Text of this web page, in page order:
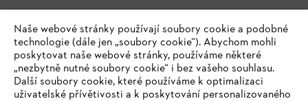
Naše webové stránky používají soubory cookie a podobné
technologie (dále jen „soubory cookie“). Abychom mohli
poskytovat naše webové stránky, používáme některé
„nezbytně nutné soubory cookie“ i bez vašeho souhlasu.
Další soubory cookie, které používáme k optimalizaci
uživatelské přívětivosti a k poskytování personalizovaného